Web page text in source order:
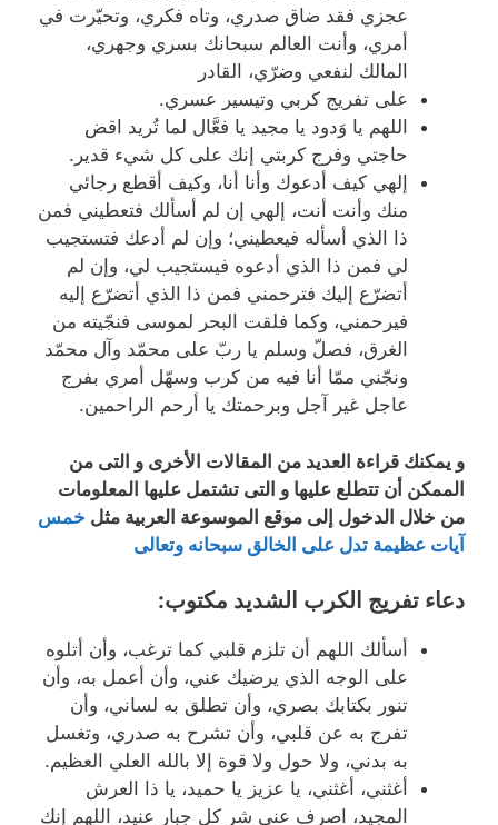
عجزي فقد ضاق صدري، وتاه فكري، وتحيّرت في
أمري، وأنت العالم سبحانك بسري وجهري،
المالك لنفعي وضرّي، القادر
على تفريج كربي وتيسير عسري.
اللهم يا وَدود يا مجيد يا فعَّال لما تُريد اقض
حاجتي وفرج كربتي إنك على كل شيء قدير.
إلهي كيف أدعوك وأنا أنا، وكيف أقطع رجائي
منك وأنت أنت، إلهي إن لم أسألك فتعطيني فمن
ذا الذي أسأله فيعطيني؛ وإن لم أدعك فتستجيب
لي فمن ذا الذي أدعوه فيستجيب لي، وإن لم
أتضرّع إليك فترحمني فمن ذا الذي أتضرّع إليه
فيرحمني، وكما فلقت البحر لموسى فنجّيته من
الغرق، فصلّ وسلم يا ربّ على محمّد وآل محمّد
ونجّني ممّا أنا فيه من كرب وسهّل أمري بفرج
عاجل غير آجل وبرحمتك يا أرحم الراحمين.
و يمكنك قراءة العديد من المقالات الأخرى و التى من
الممكن أن تتطلع عليها و التى تشتمل عليها المعلومات
من خلال الدخول إلى موقع الموسوعة العربية مثل خمس
آيات عظيمة تدل على الخالق سبحانه وتعالى
دعاء تفريج الكرب الشديد مكتوب:
أسألك اللهم أن تلزم قلبي كما ترغب، وأن أتلوه
على الوجه الذي يرضيك عني، وأن أعمل به، وأن
تنور بكتابك بصري، وأن تطلق به لساني، وأن
تفرج به عن قلبي، وأن تشرح به صدري، وتغسل
به بدني، ولا حول ولا قوة إلا بالله العلي العظيم.
أغثني، أغثني، يا عزيز يا حميد، يا ذا العرش
المجيد، اصرف عني شر كل جبار عنيد، اللهم إنك